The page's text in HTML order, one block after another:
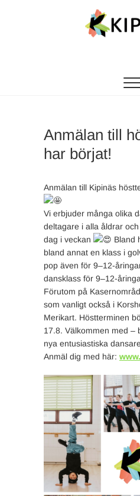
Anmälan till
har börjat!
Anmälan till Kipinäs
Vi erbjuder många olika
deltagare i alla åldrar
dag i veckan
Bland
bland annat en klass i
pop även för 9–12-
dansklass för 9–12-
Förutom på
som vanligt också i
Merikart. Höstterminen
17.8. Välkommen med –
nya entusiastiska
Anmäl dig med här: